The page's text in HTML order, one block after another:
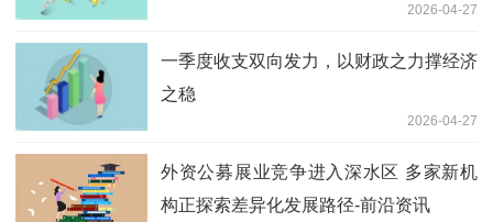
2026-04-27
一季度收支双向发力，以财政之力撑经济
之稳
2026-04-27
外资公募展业竞争进入深水区 多家新机
构正探索差异化发展路径-前沿资讯